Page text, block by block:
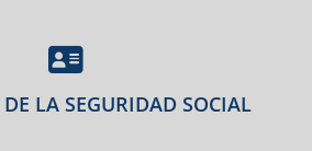
LA SEGURIDAD SOCIAL